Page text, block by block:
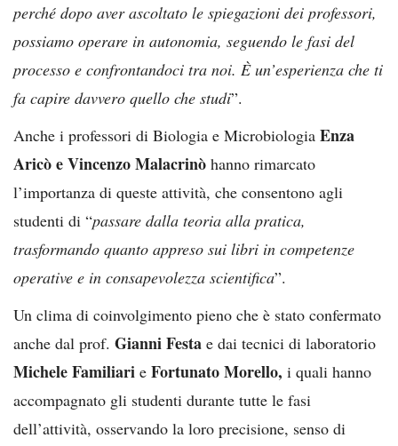
perché dopo aver ascoltato le spiegazioni dei professori,
possiamo operare in autonomia, seguendo le fasi del
processo e confrontandoci tra noi. È un’esperienza che ti
fa capire davvero quello che studi”.
Anche i professori di Biologia e Microbiologia Enza
Aricò e Vincenzo Malacrinò hanno rimarcato
l’importanza di queste attività, che consentono agli
studenti di “passare dalla teoria alla pratica,
trasformando quanto appreso sui libri in competenze
operative e in consapevolezza scientifica”.
Un clima di coinvolgimento pieno che è stato confermato
anche dal prof. Gianni Festa e dai tecnici di laboratorio
Michele Familiari e Fortunato Morello, i quali hanno
accompagnato gli studenti durante tutte le fasi
dell’attività, osservando la loro precisione, senso di